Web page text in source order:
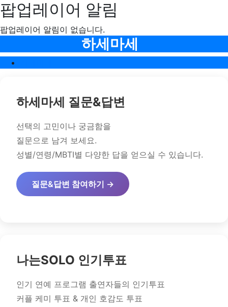
팝업레이어 알림
팝업레이어 알림이 없습니다.
하세마세
하세마세 질문&답변
선택의 고민이나 궁금함을
질문으로 남겨 보세요.
성별/연령/MBTI별 다양한 답을 얻으실 수 있습니다.
질문&답변 참여하기 →
나는SOLO 인기투표
인기 연예 프로그램 출연자들의 인기투표
커플 케미 투표 & 개인 호감도 투표